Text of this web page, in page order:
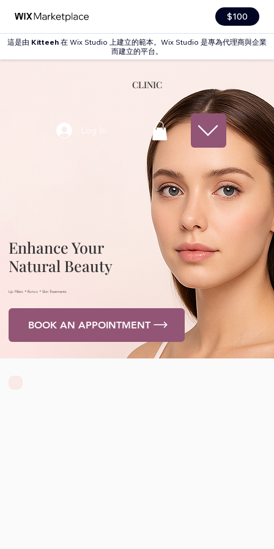
$100
這是由 Kitteeh 在 Wix Studio 上建立的範本。Wix Studio 是專為代理商與企業
而建立的平台。